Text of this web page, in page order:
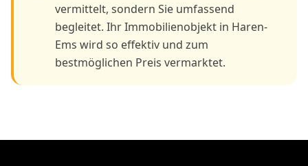
vermittelt, sondern Sie umfassend
begleitet. Ihr Immobilienobjekt in Haren-
Ems wird so effektiv und zum
bestmöglichen Preis vermarktet.